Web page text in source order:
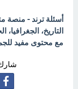
أسئلة ترند - منصة
التاريخ، الجغرافيا،
مع محتوى مفيد